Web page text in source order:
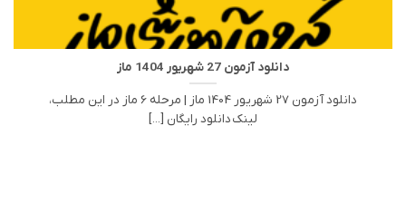
دانلود آزمون 27 شهریور 1404 ماز
دانلود آزمون 27 شهریور 1404 ماز | مرحله 6 ماز در این مطلب،
لینک دانلود رایگان [...]